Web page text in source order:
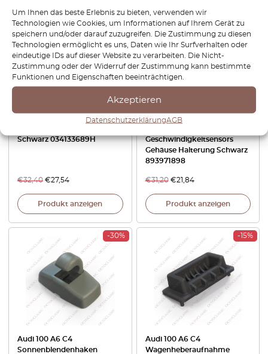
Um Ihnen das beste Erlebnis zu bieten, verwenden wir
Technologien wie Cookies, um Informationen auf Ihrem Gerät zu
speichern und/oder darauf zuzugreifen. Die Zustimmung zu diesen
Technologien ermöglicht es uns, Daten wie Ihr Surfverhalten oder
eindeutige IDs auf dieser Website zu verarbeiten. Die Nicht-
Zustimmung oder der Widerruf der Zustimmung kann bestimmte
Funktionen und Eigenschaften beeinträchtigen.
Akzeptieren
DatenschutzerklärungAGB
-15%
Audi 80 100 Coupe Quattro
Schwarz 034133689H
€32,40 €27,54
Produkt anzeigen
Audi 80 Coupe Cabrio 100
Geschwindigkeitsensors
Gehäuse Halterung Schwarz
893971898
€31,20 €21,84
Produkt anzeigen
-30%
Audi 100 A6 C4
Sonnenblendenhaken
-15%
Audi 100 A6 C4
Wagenheberaufnahme